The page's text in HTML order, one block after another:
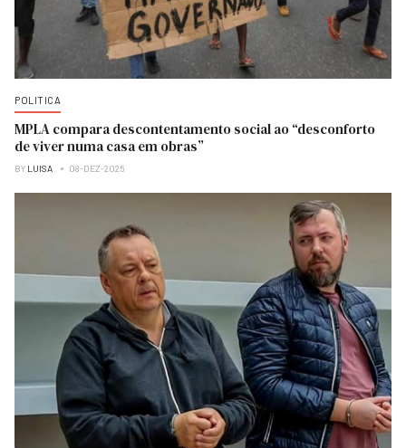
POLITICA
MPLA compara descontentamento social ao “desconforto
de viver numa casa em obras”
BY LUISA 08-DEZ-2025